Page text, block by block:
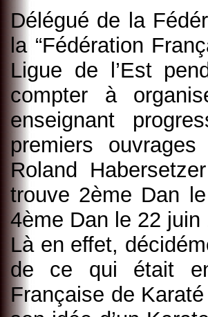
Délégué de la
la “Fédération
Ligue de l’Est
compter à
enseignant
premiers
Roland
trouve 2ème Dan
4ème Dan le 22
Là en effet,
de ce qui était
Française de